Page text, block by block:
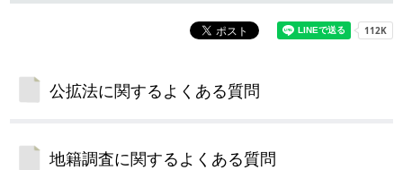
公拡法に関するよくある質問
地籍調査に関するよくある質問